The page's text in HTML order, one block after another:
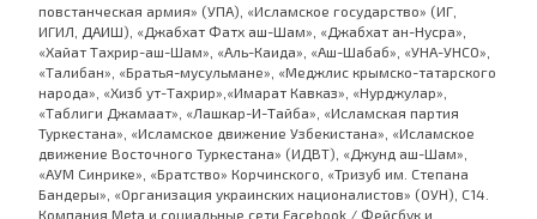
повстанческая армия» (УПА), «Исламское государство» (ИГ,
ИГИЛ, ДАИШ), «Джабхат Фатх аш-Шам», «Джабхат ан-Нусра»,
«Хайат Тахрир-аш-Шам», «Аль-Каида», «Аш-Шабаб», «УНА-УНСО»,
«Талибан», «Братья-мусульмане», «Меджлис крымско-татарского
народа», «Хизб ут-Тахрир»,«Имарат Кавказ», «Нурджулар»,
«Таблиги Джамаат», «Лашкар-И-Тайба», «Исламская партия
Туркестана», «Исламское движение Узбекистана», «Исламское
движение Восточного Туркестана» (ИДВТ), «Джунд аш-Шам»,
«АУМ Синрике», «Братство» Корчинского, «Тризуб им. Степана
Бандеры», «Организация украинских националистов» (ОУН), С14.
Компания Meta и социальные сети Facebook / Фейсбук и